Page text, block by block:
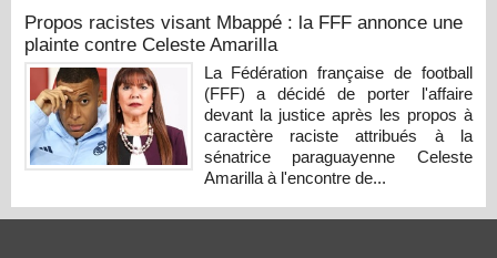
Propos racistes visant Mbappé : la FFF annonce une
plainte contre Celeste Amarilla
La Fédération française de football
(FFF) a décidé de porter l'affaire
devant la justice après les propos à
caractère raciste attribués à la
sénatrice paraguayenne Celeste
Amarilla à l'encontre de...